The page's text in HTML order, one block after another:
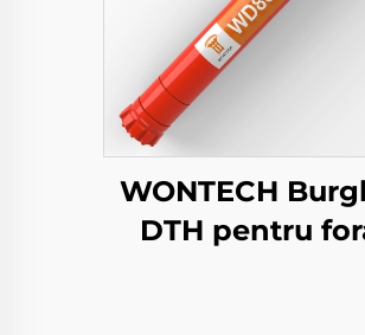
WONTECH
DTH pentru